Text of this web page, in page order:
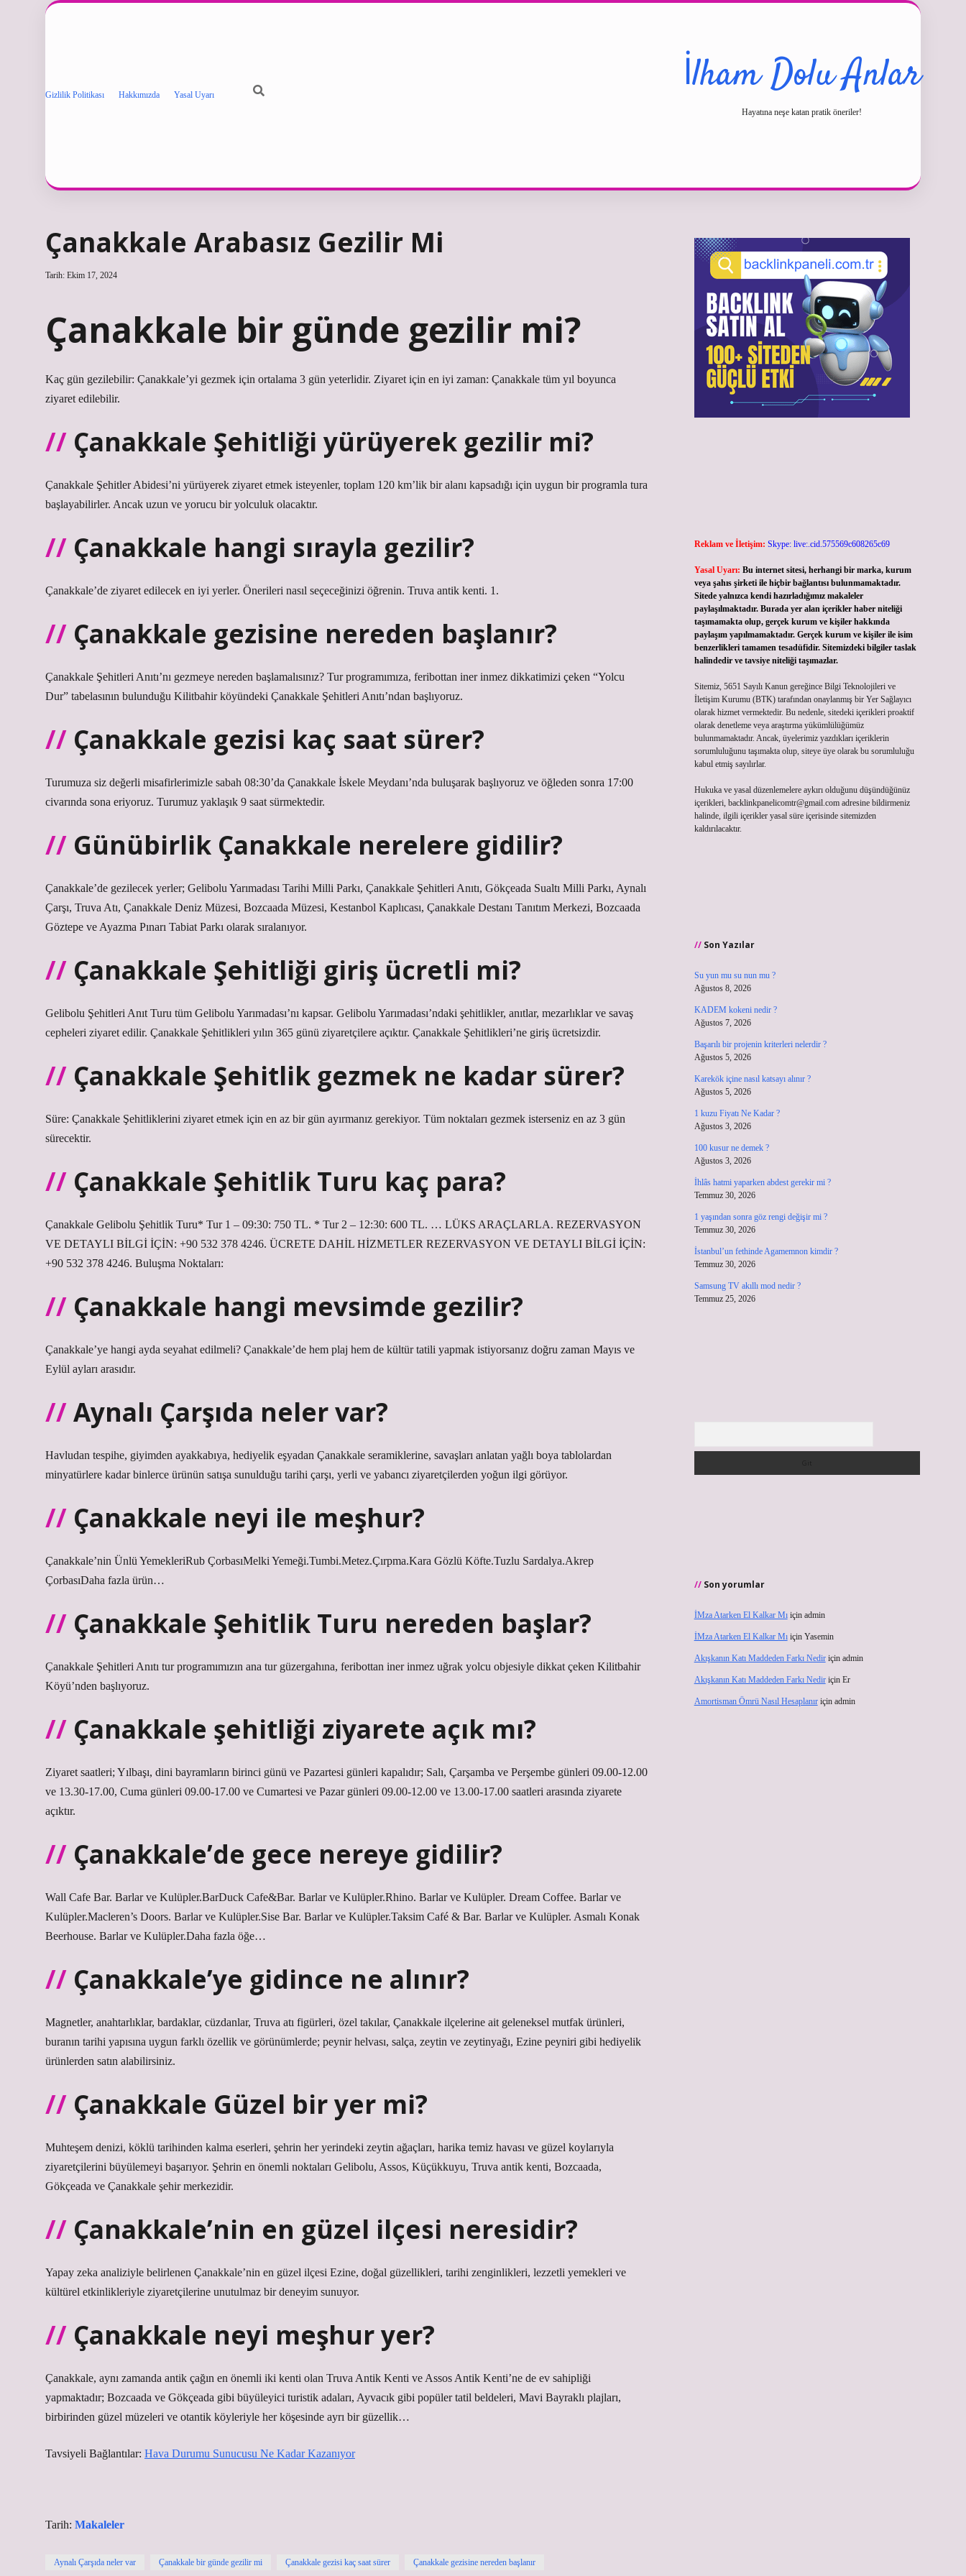
Gizlilik Politikası Hakkımızda Yasal Uyarı İlham Dolu Anlar
Hayatına neşe katan pratik öneriler!
Çanakkale Arabasız Gezilir Mi
Tarih: Ekim 17, 2024
Çanakkale bir günde gezilir mi?
Kaç gün gezilebilir: Çanakkale’yi gezmek için ortalama 3 gün yeterlidir. Ziyaret için en iyi zaman: Çanakkale tüm yıl boyunca
ziyaret edilebilir.
Çanakkale Şehitliği yürüyerek gezilir mi?
Çanakkale Şehitler Abidesi’ni yürüyerek ziyaret etmek isteyenler, toplam 120 km’lik bir alanı kapsadığı için uygun bir programla tura
başlayabilirler. Ancak uzun ve yorucu bir yolculuk olacaktır.
Çanakkale hangi sırayla gezilir?
Çanakkale’de ziyaret edilecek en iyi yerler. Önerileri nasıl seçeceğinizi öğrenin. Truva antik kenti. 1.
Çanakkale gezisine nereden başlanır?
Çanakkale Şehitleri Anıtı’nı gezmeye nereden başlamalısınız? Tur programımıza, feribottan iner inmez dikkatimizi çeken “Yolcu
Dur” tabelasının bulunduğu Kilitbahir köyündeki Çanakkale Şehitleri Anıtı’ndan başlıyoruz.
Çanakkale gezisi kaç saat sürer?
Turumuza siz değerli misafirlerimizle sabah 08:30’da Çanakkale İskele Meydanı’nda buluşarak başlıyoruz ve öğleden sonra 17:00
civarında sona eriyoruz. Turumuz yaklaşık 9 saat sürmektedir.
Günübirlik Çanakkale nerelere gidilir?
Çanakkale’de gezilecek yerler; Gelibolu Yarımadası Tarihi Milli Parkı, Çanakkale Şehitleri Anıtı, Gökçeada Sualtı Milli Parkı, Aynalı
Çarşı, Truva Atı, Çanakkale Deniz Müzesi, Bozcaada Müzesi, Kestanbol Kaplıcası, Çanakkale Destanı Tanıtım Merkezi, Bozcaada
Göztepe ve Ayazma Pınarı Tabiat Parkı olarak sıralanıyor.
Çanakkale Şehitliği giriş ücretli mi?
Gelibolu Şehitleri Anıt Turu tüm Gelibolu Yarımadası’nı kapsar. Gelibolu Yarımadası’ndaki şehitlikler, anıtlar, mezarlıklar ve savaş
cepheleri ziyaret edilir. Çanakkale Şehitlikleri yılın 365 günü ziyaretçilere açıktır. Çanakkale Şehitlikleri’ne giriş ücretsizdir.
Çanakkale Şehitlik gezmek ne kadar sürer?
Süre: Çanakkale Şehitliklerini ziyaret etmek için en az bir gün ayırmanız gerekiyor. Tüm noktaları gezmek isterseniz en az 3 gün
sürecektir.
Çanakkale Şehitlik Turu kaç para?
Çanakkale Gelibolu Şehitlik Turu* Tur 1 – 09:30: 750 TL. * Tur 2 – 12:30: 600 TL. … LÜKS ARAÇLARLA. REZERVASYON
VE DETAYLI BİLGİ İÇİN: +90 532 378 4246. ÜCRETE DAHİL HİZMETLER REZERVASYON VE DETAYLI BİLGİ İÇİN:
+90 532 378 4246. Buluşma Noktaları:
Çanakkale hangi mevsimde gezilir?
Çanakkale’ye hangi ayda seyahat edilmeli? Çanakkale’de hem plaj hem de kültür tatili yapmak istiyorsanız doğru zaman Mayıs ve
Eylül ayları arasıdır.
Aynalı Çarşıda neler var?
Havludan tespihe, giyimden ayakkabıya, hediyelik eşyadan Çanakkale seramiklerine, savaşları anlatan yağlı boya tablolardan
minyatürlere kadar binlerce ürünün satışa sunulduğu tarihi çarşı, yerli ve yabancı ziyaretçilerden yoğun ilgi görüyor.
Çanakkale neyi ile meşhur?
Çanakkale’nin Ünlü YemekleriRub ÇorbasıMelki Yemeği.Tumbi.Metez.Çırpma.Kara Gözlü Köfte.Tuzlu Sardalya.Akrep
ÇorbasıDaha fazla ürün…
Çanakkale Şehitlik Turu nereden başlar?
Çanakkale Şehitleri Anıtı tur programımızın ana tur güzergahına, feribottan iner inmez uğrak yolcu objesiyle dikkat çeken Kilitbahir
Köyü’nden başlıyoruz.
Çanakkale şehitliği ziyarete açık mı?
Ziyaret saatleri; Yılbaşı, dini bayramların birinci günü ve Pazartesi günleri kapalıdır; Salı, Çarşamba ve Perşembe günleri 09.00-12.00
ve 13.30-17.00, Cuma günleri 09.00-17.00 ve Cumartesi ve Pazar günleri 09.00-12.00 ve 13.00-17.00 saatleri arasında ziyarete
açıktır.
Çanakkale’de gece nereye gidilir?
Wall Cafe Bar. Barlar ve Kulüpler.BarDuck Cafe&Bar. Barlar ve Kulüpler.Rhino. Barlar ve Kulüpler. Dream Coffee. Barlar ve
Kulüpler.Macleren’s Doors. Barlar ve Kulüpler.Sise Bar. Barlar ve Kulüpler.Taksim Café & Bar. Barlar ve Kulüpler. Asmalı Konak
Beerhouse. Barlar ve Kulüpler.Daha fazla öğe…
Çanakkale’ye gidince ne alınır?
Magnetler, anahtarlıklar, bardaklar, cüzdanlar, Truva atı figürleri, özel takılar, Çanakkale ilçelerine ait geleneksel mutfak ürünleri,
buranın tarihi yapısına uygun farklı özellik ve görünümlerde; peynir helvası, salça, zeytin ve zeytinyağı, Ezine peyniri gibi hediyelik
ürünlerden satın alabilirsiniz.
Çanakkale Güzel bir yer mi?
Muhteşem denizi, köklü tarihinden kalma eserleri, şehrin her yerindeki zeytin ağaçları, harika temiz havası ve güzel koylarıyla
ziyaretçilerini büyülemeyi başarıyor. Şehrin en önemli noktaları Gelibolu, Assos, Küçükkuyu, Truva antik kenti, Bozcaada,
Gökçeada ve Çanakkale şehir merkezidir.
Çanakkale’nin en güzel ilçesi neresidir?
Yapay zeka analiziyle belirlenen Çanakkale’nin en güzel ilçesi Ezine, doğal güzellikleri, tarihi zenginlikleri, lezzetli yemekleri ve
kültürel etkinlikleriyle ziyaretçilerine unutulmaz bir deneyim sunuyor.
Çanakkale neyi meşhur yer?
Çanakkale, aynı zamanda antik çağın en önemli iki kenti olan Truva Antik Kenti ve Assos Antik Kenti’ne de ev sahipliği
yapmaktadır; Bozcaada ve Gökçeada gibi büyüleyici turistik adaları, Ayvacık gibi popüler tatil beldeleri, Mavi Bayraklı plajları,
birbirinden güzel müzeleri ve otantik köyleriyle her köşesinde ayrı bir güzellik…
Tavsiyeli Bağlantılar: Hava Durumu Sunucusu Ne Kadar Kazanıyor
Tarih: Makaleler
Aynalı Çarşıda neler var Çanakkale bir günde gezilir mi Çanakkale gezisi kaç saat sürer Çanakkale gezisine nereden başlanır
Reklam ve İletişim: Skype: live:.cid.575569c608265c69
Yasal Uyarı: Bu internet sitesi, herhangi bir marka, kurum
veya şahıs şirketi ile hiçbir bağlantısı bulunmamaktadır.
Sitede yalnızca kendi hazırladığımız makaleler
paylaşılmaktadır. Burada yer alan içerikler haber niteliği
taşımamakta olup, gerçek kurum ve kişiler hakkında
paylaşım yapılmamaktadır. Gerçek kurum ve kişiler ile isim
benzerlikleri tamamen tesadüfidir. Sitemizdeki bilgiler taslak
halindedir ve tavsiye niteliği taşımazlar.
Sitemiz, 5651 Sayılı Kanun gereğince Bilgi Teknolojileri ve
İletişim Kurumu (BTK) tarafından onaylanmış bir Yer Sağlayıcı
olarak hizmet vermektedir. Bu nedenle, sitedeki içerikleri proaktif
olarak denetleme veya araştırma yükümlülüğümüz
bulunmamaktadır. Ancak, üyelerimiz yazdıkları içeriklerin
sorumluluğunu taşımakta olup, siteye üye olarak bu sorumluluğu
kabul etmiş sayılırlar.
Hukuka ve yasal düzenlemelere aykırı olduğunu düşündüğünüz
içerikleri, backlinkpanelicomtr@gmail.comadresine bildirmeniz
halinde, ilgili içerikler yasal süre içerisinde sitemizden
kaldırılacaktır.
Son Yazılar
Su yun mu su nun mu ?
Ağustos 8, 2026
KADEM kokeni nedir ?
Ağustos 7, 2026
Başarılı bir projenin kriterleri nelerdir ?
Ağustos 5, 2026
Karekök içine nasıl katsayı alınır ?
Ağustos 5, 2026
1 kuzu Fiyatı Ne Kadar ?
Ağustos 3, 2026
100 kusur ne demek ?
Ağustos 3, 2026
İhlâs hatmi yaparken abdest gerekir mi ?
Temmuz 30, 2026
1 yaşından sonra göz rengi değişir mi ?
Temmuz 30, 2026
İstanbul’un fethinde Agamemnon kimdir ?
Temmuz 30, 2026
Samsung TV akıllı mod nedir ?
Temmuz 25, 2026
Son yorumlar
İMza Atarken El Kalkar Mıiçin admin
İMza Atarken El Kalkar Mıiçin Yasemin
Akışkanın Katı Maddeden Farkı Nediriçin admin
Akışkanın Katı Maddeden Farkı Nediriçin Er
Amortisman Ömrü Nasıl Hesaplanıriçin admin